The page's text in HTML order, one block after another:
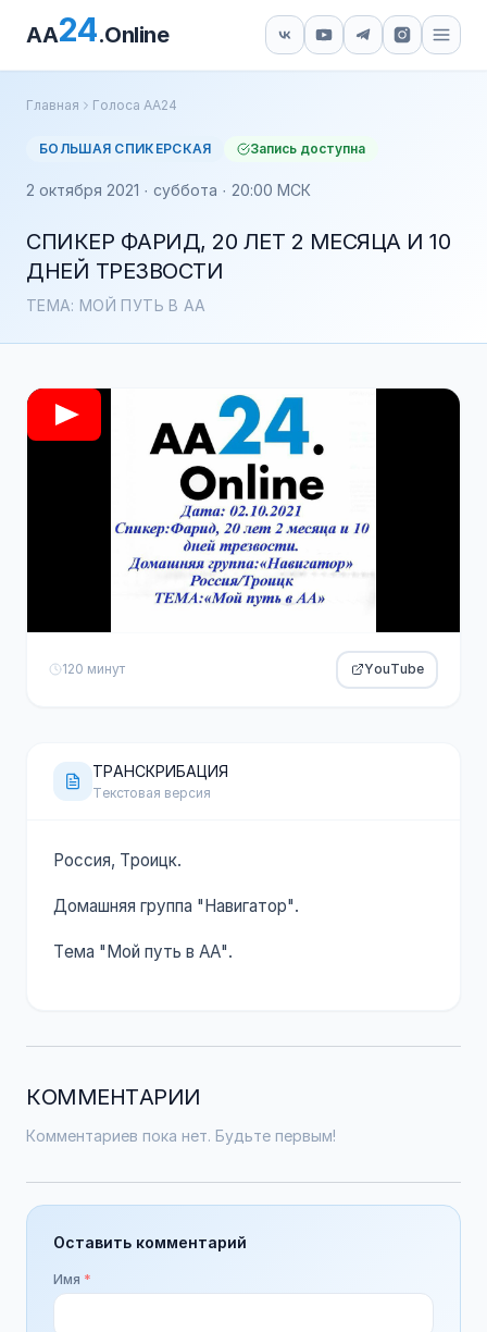
AA24.Online
Главная Голоса АА24
БОЛЬШАЯ СПИКЕРСКАЯ Запись доступна
2 октября 2021 · суббота · 20:00 МСК
СПИКЕР ФАРИД, 20 ЛЕТ 2 МЕСЯЦА И 10
ДНЕЙ ТРЕЗВОСТИ
ТЕМА: МОЙ ПУТЬ В АА
120 минут YouTube
ТРАНСКРИБАЦИЯ
Текстовая версия
Россия, Троицк.
Домашняя группа "Навигатор".
Тема "Мой путь в АА".
КОММЕНТАРИИ
Комментариев пока нет. Будьте первым!
Оставить комментарий
Имя *